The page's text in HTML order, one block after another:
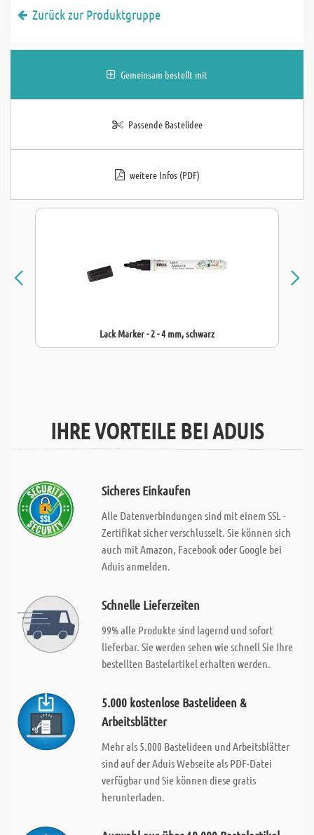
Zurück zur Produktgruppe
Gemeinsam bestellt mit
Passende Bastelidee
weitere Infos (PDF)
Lack Marker - 2 - 4 mm, schwarz
IHRE VORTEILE BEI ADUIS
Sicheres Einkaufen
Alle Datenverbindungen sind mit einem SSL -
Zertifikat sicher verschlusselt. Sie können sich
auch mit Amazon, Facebook oder Google bei
Aduis anmelden.
Schnelle Lieferzeiten
99% alle Produkte sind lagernd und sofort
lieferbar. Sie werden sehen wie schnell Sie Ihre
bestellten Bastelartikel erhalten werden.
5.000 kostenlose Bastelideen &
Arbeitsblätter
Mehr als 5.000 Bastelideen und Arbeitsblätter
sind auf der Aduis Webseite als PDF-Datei
verfügbar und Sie können diese gratis
herunterladen.